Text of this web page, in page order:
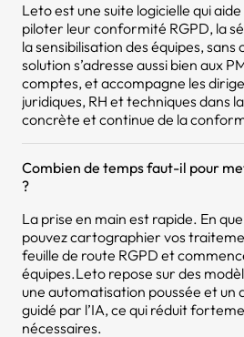
Leto est une suite logicielle qui
piloter leur conformité RGPD, la
la sensibilisation des équipes,
solution s’adresse aussi bien aux
comptes, et accompagne les
juridiques, RH et techniques dans
concrète et continue de la
Combien de temps faut-il pour
?
La prise en main est rapide. En
pouvez cartographier vos
feuille de route RGPD et
équipes.Leto repose sur des
une automatisation poussée et
guidé par l’IA, ce qui réduit
nécessaires.